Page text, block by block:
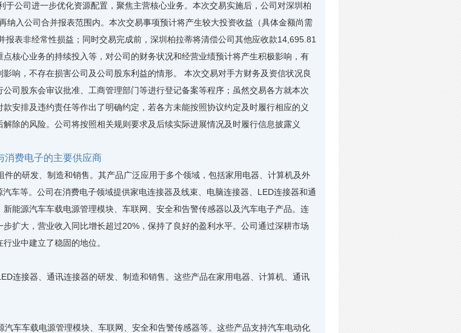
公司进一步优化资源配置，聚焦主营核心业务。本次交易实施后，公司对深圳柏
纳入公司合并报表范围内。本次交易事项预计将产生较大投资收益（具体金额尚需
表非经常性损益；同时交易完成前，深圳柏拉蒂将清偿公司其他应收款14,695.81
核心业务的持续投入等，对公司的财务状况和经营业绩预计将产生积极影响，有
响，不存在损害公司及公司股东利益的情形。 本次交易对手方财务及资信状况良
司股东会审议批准、工商管理部门等进行登记备案等程序；虽然交易各方就本次
安排及违约责任等作出了明确约定，若各方未能按照协议约定及时履行相应的义
除的风险。公司将按照相关规则要求及后续实际进展情况及时履行信息披露义
消费电子的主要供应商
的研发、制造和销售。其产品广泛应用于多个领域，包括家用电器、计算机及外
车等。公司在消费电子领域提供家电连接器及线束、电脑连接器、LED连接器和通
能源汽车车载电源管理模块、车联网、安全和告警传感器以及汽车电子产品。连
扩大，营业收入同比增长超过20%，保持了良好的盈利水平。公司通过深耕市场
业中建立了稳固的地位。
连接器、通讯连接器的研发、制造和销售。这些产品在家用电器、计算机、通讯
车车载电源管理模块、车联网、安全和告警传感器等。这些产品支持汽车电动化